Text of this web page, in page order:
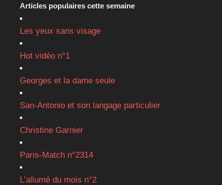
Articles populaires cette semaine
Les yeux sans visage
Hot vidéo n°1
Georges et la dame seule
San-Antonio et son langage particulier
Christine Garnier
Paris-Match n°2314
L’allumé du mois n°2